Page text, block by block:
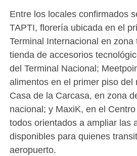
Entre los locales confirmados
TAPTI, florería ubicada en el
Terminal Internacional en
tienda de accesorios
del Terminal Nacional;
alimentos en el primer piso del
Casa de la Carcasa, en zona
nacional; y MaxiK, en el
todos orientados a ampliar las
disponibles para quienes
aeropuerto.